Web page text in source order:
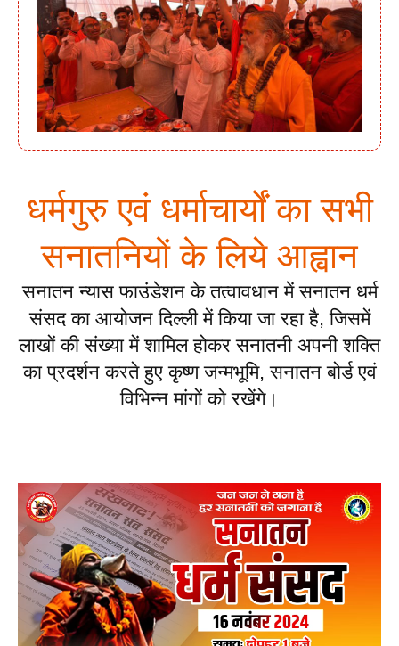
धर्मगुरु एवं धर्माचार्यों का सभी
सनातनियों के लिये आह्वान
सनातन न्यास फाउंडेशन के तत्वावधान में सनातन धर्म
संसद का आयोजन दिल्ली में किया जा रहा है, जिसमें
लाखों की संख्या में शामिल होकर सनातनी अपनी शक्ति
का प्रदर्शन करते हुए कृष्ण जन्मभूमि, सनातन बोर्ड एवं
विभिन्न मांगों को रखेंगे।